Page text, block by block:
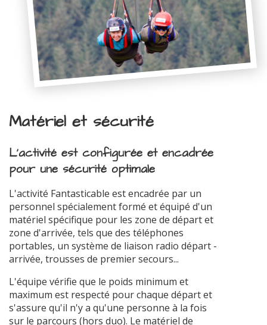
Matériel et sécurité
L'activité est configurée et encadrée
pour une sécurité optimale
L'activité Fantasticable est encadrée par un
personnel spécialement formé et équipé d'un
matériel spécifique pour les zone de départ et
zone d'arrivée, tels que des téléphones
portables, un système de liaison radio départ -
arrivée, trousses de premier secours...
L'équipe vérifie que le poids minimum et
maximum est respecté pour chaque départ et
s'assure qu'il n'y a qu'une personne à la fois
sur le parcours (hors duo). Le matériel de